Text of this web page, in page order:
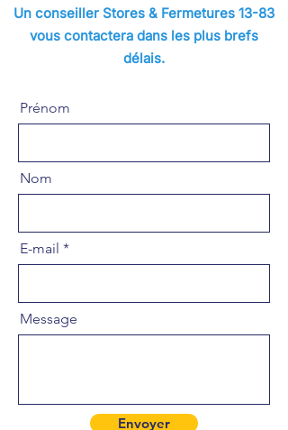
Un conseiller Stores & Fermetures 13-83
vous contactera dans les plus brefs
délais.
Prénom
Nom
E-mail
Message
Envoyer